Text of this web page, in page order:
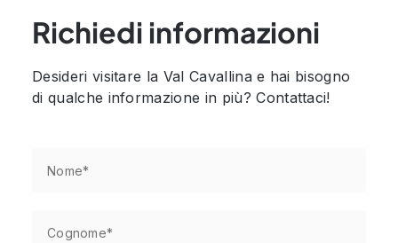
Richiedi informazioni
Desideri visitare la Val Cavallina e hai bisogno
di qualche informazione in più? Contattaci!